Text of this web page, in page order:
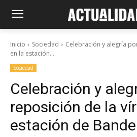
Inicio Sociedad
Celebración y alegría
en la estación...
Sociedad
Celebración y
reposición de la
estación de